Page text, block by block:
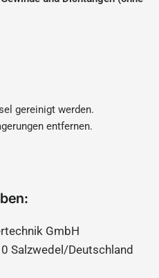
gereinigt werden.
entfernen.
GmbH
Salzwedel/Deutschland